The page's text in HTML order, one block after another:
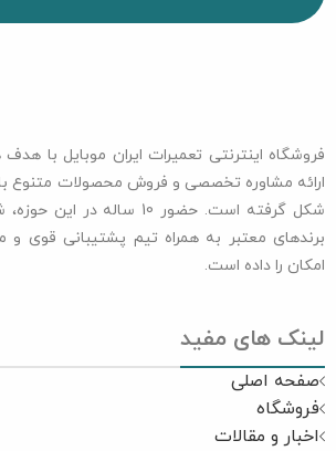
فروشگاه اینترنتی تعمیرات ایران موبایل با
ارائه مشاوره تخصصی و فروش محصولات متنوع با
شکل گرفته است. حضور 10 ساله
برندهای معتبر به همراه تیم پشتیبانی قوی
امکان را داده است.
لینک های مفید
صفحه اصلی
فروشگاه
اخبار و مقالات